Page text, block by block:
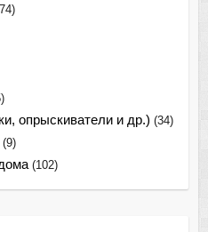
опрыскиватели и др.) (34)
(9)
(102)